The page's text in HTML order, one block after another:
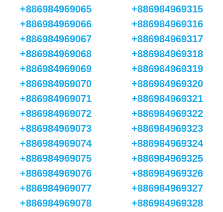
+886984969065
+886984969066
+886984969067
+886984969068
+886984969069
+886984969070
+886984969071
+886984969072
+886984969073
+886984969074
+886984969075
+886984969076
+886984969077
+886984969078
+886984969315
+886984969316
+886984969317
+886984969318
+886984969319
+886984969320
+886984969321
+886984969322
+886984969323
+886984969324
+886984969325
+886984969326
+886984969327
+886984969328